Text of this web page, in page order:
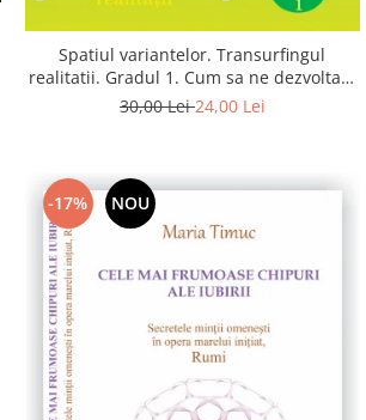
Spatiul variantelor. Transurfingul
realitatii. Gradul 1. Cum sa ne dezvoltam
intuitia si sa ne alegem soarta
30,00 Lei24,00 Lei
-17% NOU